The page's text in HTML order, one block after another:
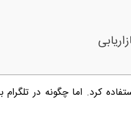
کرد. اما چگونه در تلگرام